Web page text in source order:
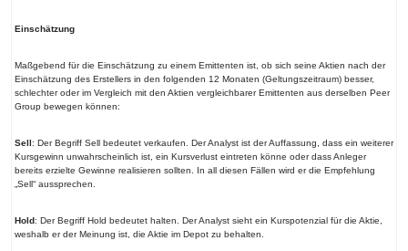
Einschätzung
Maßgebend für die Einschätzung zu einem Emittenten ist, ob sich seine Aktien nach der
Einschätzung des Erstellers in den folgenden 12 Monaten (Geltungszeitraum) besser,
schlechter oder im Vergleich mit den Aktien vergleichbarer Emittenten aus derselben Peer
Group bewegen können:
Sell: Der Begriff Sell bedeutet verkaufen. Der Analyst ist der Auffassung, dass ein weiterer
Kursgewinn unwahrscheinlich ist, ein Kursverlust eintreten könne oder dass Anleger
bereits erzielte Gewinne realisieren sollten. In all diesen Fällen wird er die Empfehlung
„Sell“ aussprechen.
Hold: Der Begriff Hold bedeutet halten. Der Analyst sieht ein Kurspotenzial für die Aktie,
weshalb er der Meinung ist, die Aktie im Depot zu behalten.